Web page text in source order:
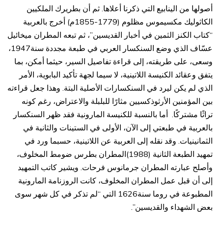
أصولها من الينابيع التي ذكرنا أعلاها. ثم أن بطريرك الملكيين
الكاثوليك مكسيموس مظلوم (1779-1855م) أخرج بالعربية
“كتاب الكنز الثمين في أخبار القديسين”، ثم تبعه المطران ميخائيل
عسّاف الذي وضع السنكسار العربي في طبعة مجددة سنة1947،
وسعى، على طريقته، إلى قراءة تفاصيل السير، حيثما أمكن، بما
يتفق وعقائد الكنيسة اللاتينية، لا سيما لجهة تأكيد البابوية، الأمر
الذي لم يكن ليرد في السنكسارات الأصلية البتة. وهذا جعل قراءته
بين المؤمنين الأرثوذكسيين مثارًا للبلبلة والاعتراض، رغم كونه
تراثًا مشتركًا. أما بالنسبة للكنيسة المارونية فقد ظهر السنكسار
بالعربية في طبعتي إلى الآن، الأولى في الستينات والثانية في
الثمانينيات. وقد نقله إلى العربية عن اللاتينية، حسبما ورد في
تمهيد الطبعة الثانية (1988)المطران بطرس ضومط المخلوف،
وأصلح عبارته المطران جرمانوس فرحات. ويشير كاتب التمهيد
إلى أن قبل عمل المطران المخلوف، كانت الروزنامة المارونية
المطبوعة في روما سنة1626 التي “لم تذكر في كل شهر سوى
بعض الشهداء والقديسين”.